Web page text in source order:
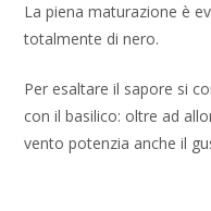
La piena maturazione è
totalmente di nero.
Per esaltare il sapore si
con il basilico: oltre ad
vento potenzia anche il